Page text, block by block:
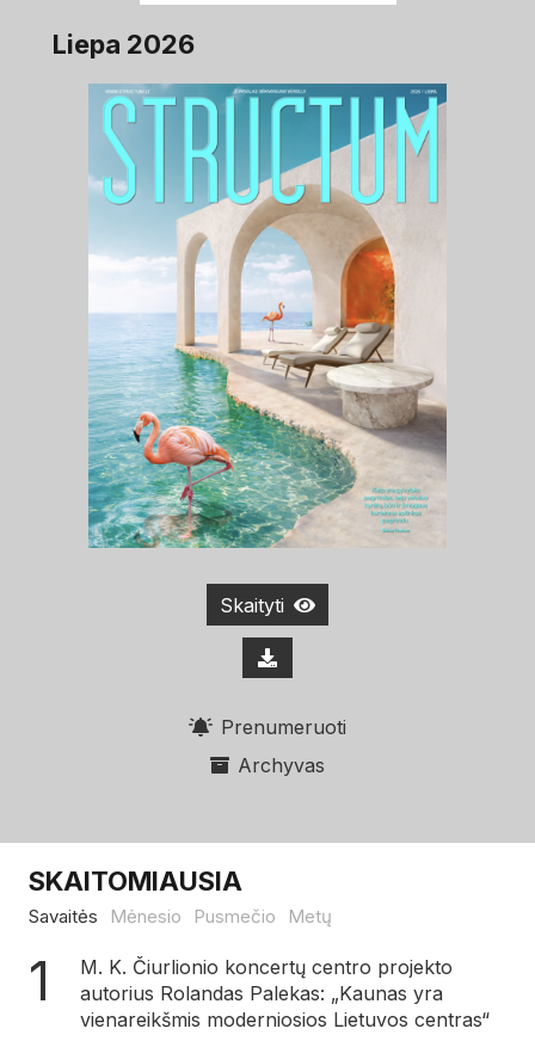
Liepa 2026
Skaityti
Prenumeruoti
Archyvas
SKAITOMIAUSIA
Savaitės Mėnesio Pusmečio Metų
M. K. Čiurlionio koncertų centro projekto
autorius Rolandas Palekas: „Kaunas yra
vienareikšmis moderniosios Lietuvos centras“